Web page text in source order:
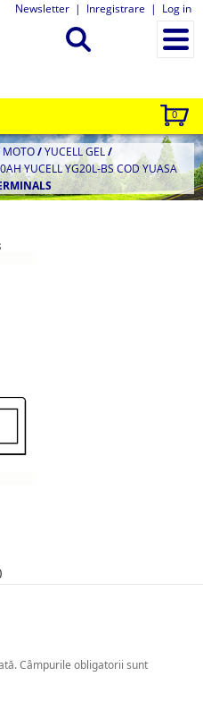
Newsletter | Inregistrare | Log in
0
MOTO/YUCELL GEL/
YUCELL YG20L-BS COD YUASA
Câmpurile obligatorii sunt